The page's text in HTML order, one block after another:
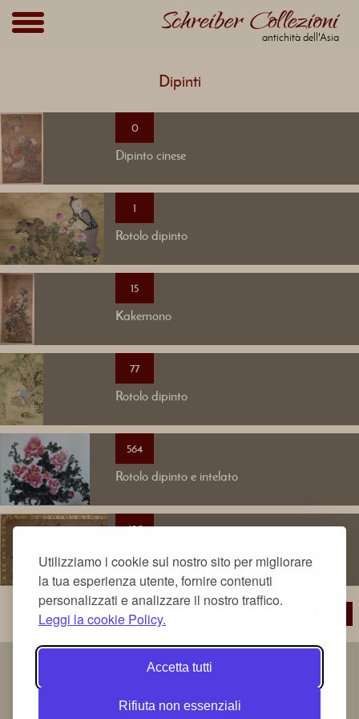
Utilizziamo i cookie sul nostro sito per migliorare
la tua esperienza utente, fornire contenuti
personalizzati e analizzare il nostro traffico.
Leggi la cookie Policy.
Accetta tutti
Rifiuta non essenziali
antichità dell'Asia
Dipinti
0
Dipinto cinese
1
Rotolo dipinto
15
Kakemono
77
Rotolo dipinto
564
Rotolo dipinto e intelato
622
Dipinto su carta Papier peint
Schreiber Collezioni S.a.S.
tel. e fax +39 011 836 487